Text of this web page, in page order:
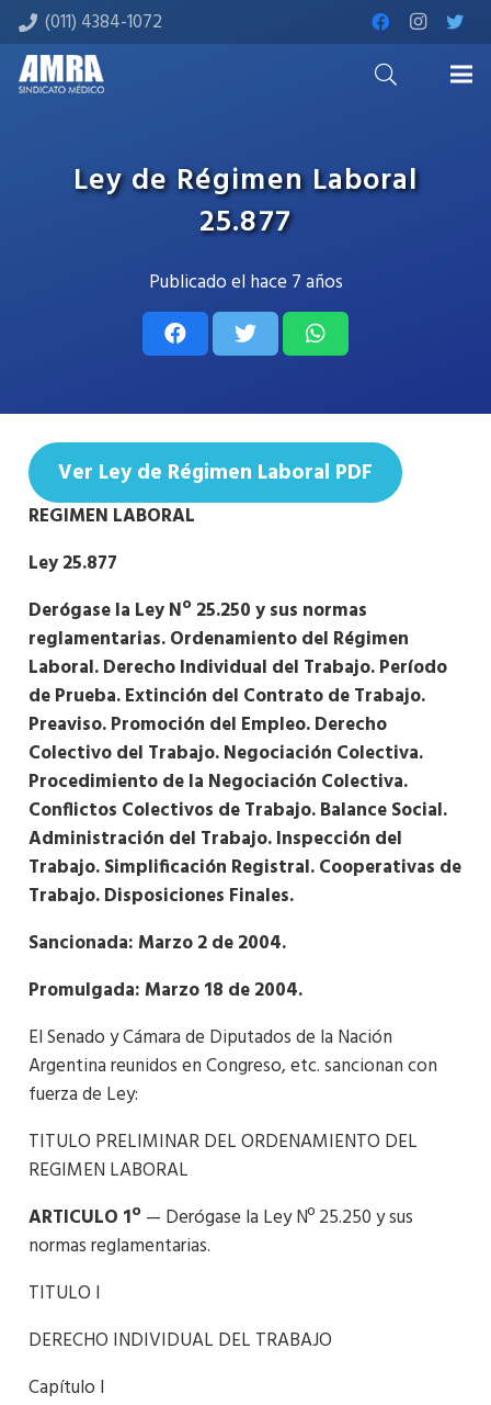
(011) 4384-1072
Ley de Régimen Laboral
25.877
Publicado elhace 7 años
Ver Ley de Régimen Laboral PDF
REGIMEN LABORAL
Ley 25.877
Derógase la Ley Nº 25.250 y sus normas
reglamentarias. Ordenamiento del Régimen
Laboral. Derecho Individual del Trabajo. Período
de Prueba. Extinción del Contrato de Trabajo.
Preaviso. Promoción del Empleo. Derecho
Colectivo del Trabajo. Negociación Colectiva.
Procedimiento de la Negociación Colectiva.
Conflictos Colectivos de Trabajo. Balance Social.
Administración del Trabajo. Inspección del
Trabajo. Simplificación Registral. Cooperativas de
Trabajo. Disposiciones Finales.
Sancionada: Marzo 2 de 2004.
Promulgada: Marzo 18 de 2004.
El Senado y Cámara de Diputados de la Nación
Argentina reunidos en Congreso, etc. sancionan con
fuerza de Ley:
TITULO PRELIMINAR DEL ORDENAMIENTO DEL
REGIMEN LABORAL
ARTICULO 1º— Derógase la Ley Nº 25.250 y sus
normas reglamentarias.
TITULO I
DERECHO INDIVIDUAL DEL TRABAJO
Capítulo I